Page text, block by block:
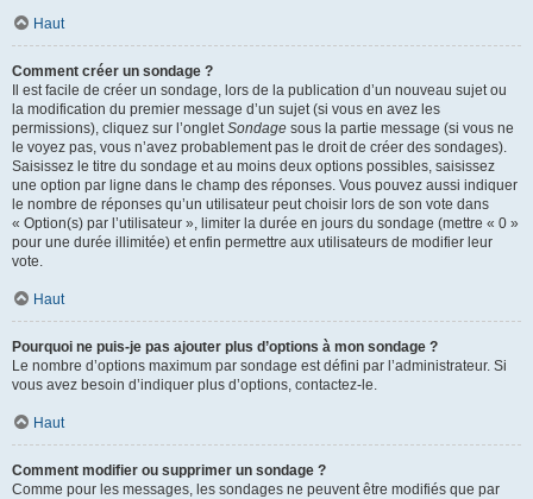
Haut
Comment créer un sondage ?
Il est facile de créer un sondage, lors de la publication d’un nouveau sujet ou
la modification du premier message d’un sujet (si vous en avez les
permissions), cliquez sur l’ongletSondage sous la partie message (si vous ne
le voyez pas, vous n’avez probablement pas le droit de créer des sondages).
Saisissez le titre du sondage et au moins deux options possibles, saisissez
une option par ligne dans le champ des réponses. Vous pouvez aussi indiquer
le nombre de réponses qu’un utilisateur peut choisir lors de son vote dans
« Option(s) par l’utilisateur », limiter la durée en jours du sondage (mettre « 0 »
pour une durée illimitée) et enfin permettre aux utilisateurs de modifier leur
vote.
Haut
Pourquoi ne puis-je pas ajouter plus d’options à mon sondage ?
Le nombre d’options maximum par sondage est défini par l’administrateur. Si
vous avez besoin d’indiquer plus d’options, contactez-le.
Haut
Comment modifier ou supprimer un sondage ?
Comme pour les messages, les sondages ne peuvent être modifiés que par